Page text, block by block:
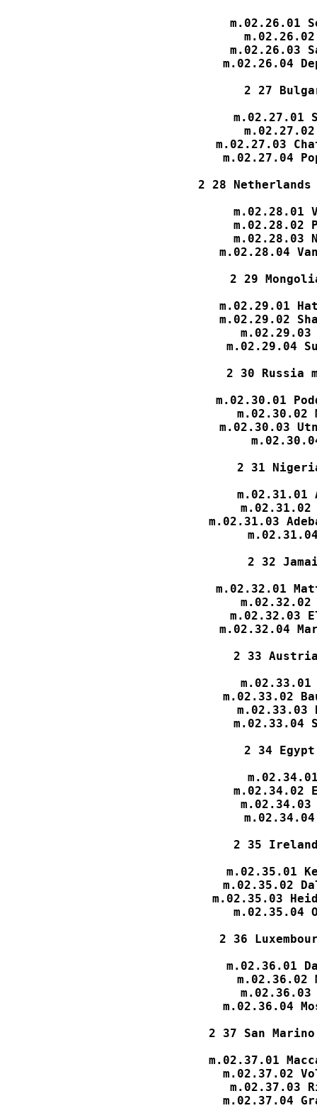
m.02.26.01
m.02.26.03
m.02.26.04
2 27
m.02.27.01
m.02.27.03
m.02.27.04
2 28
m.02.28.01
m.02.28.03
m.02.28.04
2 29
m.02.29.01
m.02.29.02
m.02.29.04
2 30 Russia
m.02.30.01
m.02.30.02
m.02.30.03
2 31
m.02.31.03
2 32
m.02.32.01
m.02.32.04
2 33
m.02.33.02
m.02.33.03
m.02.33.04
2 34
m.02.34.02
2 35
m.02.35.01
m.02.35.02
m.02.35.03
m.02.35.04
2 36
m.02.36.01
m.02.36.04
2 37 San
m.02.37.01
m.02.37.02
m.02.37.03
m.02.37.04